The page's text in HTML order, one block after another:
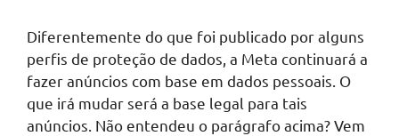
Diferentemente do que foi publicado por alguns
perfis de proteção de dados, a Meta continuará a
fazer anúncios com base em dados pessoais. O
que irá mudar será a base legal para tais
anúncios. Não entendeu o parágrafo acima? Vem